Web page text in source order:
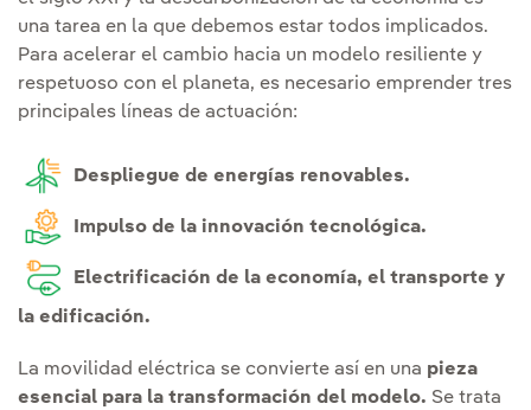
una tarea en la que debemos estar todos implicados.
Para acelerar el cambio hacia un modelo resiliente y
respetuoso con el planeta, es necesario emprender tres
principales líneas de actuación:
Despliegue de energías renovables.
Impulso de la innovación tecnológica.
Electrificación de la economía, el transporte y
la edificación.
La movilidad eléctrica se convierte así en una pieza
esencial para la transformación del modelo. Se trata